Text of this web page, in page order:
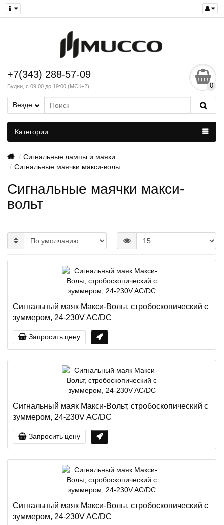
+7(343) 288-57-09
Будни, с 09:00 до 19:00 (МСК+2) 0
Везде
Категории
Сигнальные лампы и маяки
Сигнальные маячки макси-вольт
Сигнальные маячки макси-
вольт
Сигнальный маяк Макси-Вольт, стробоскопический с
зуммером, 24-230V AC/DC
Запросить цену
Сигнальный маяк Макси-Вольт, стробоскопический с
зуммером, 24-230V AC/DC
Запросить цену
Сигнальный маяк Макси-Вольт, стробоскопический с
зуммером, 24-230V AC/DC